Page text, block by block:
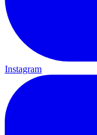
Instagram